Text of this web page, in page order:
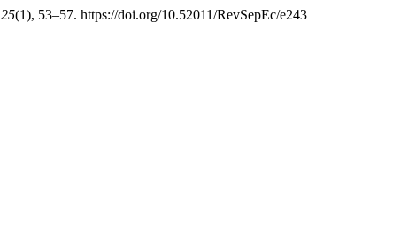
25(1), 53–57. https://doi.org/10.52011/RevSepEc/e243